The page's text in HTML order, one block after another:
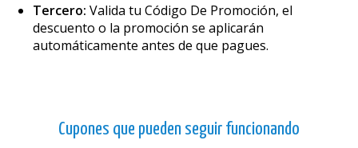
Tercero: Valida tu Código De Promoción, el
descuento o la promoción se aplicarán
automáticamente antes de que pagues.
Cupones que pueden seguir funcionando